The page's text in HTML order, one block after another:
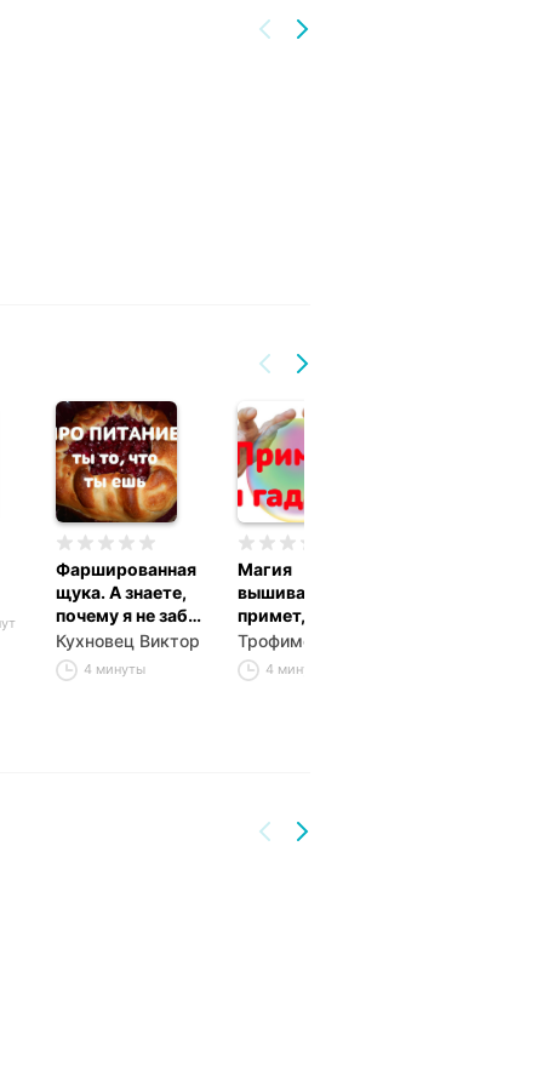
Фаршированная
щука. А знаете,
почему я не забыл
этот рецепт?
Кухновец Виктор
4 минуты
Магия
вышивальных
примет, или Что
нужно вышить,
чтобы..?
Трофимова Лилия
4 минуты